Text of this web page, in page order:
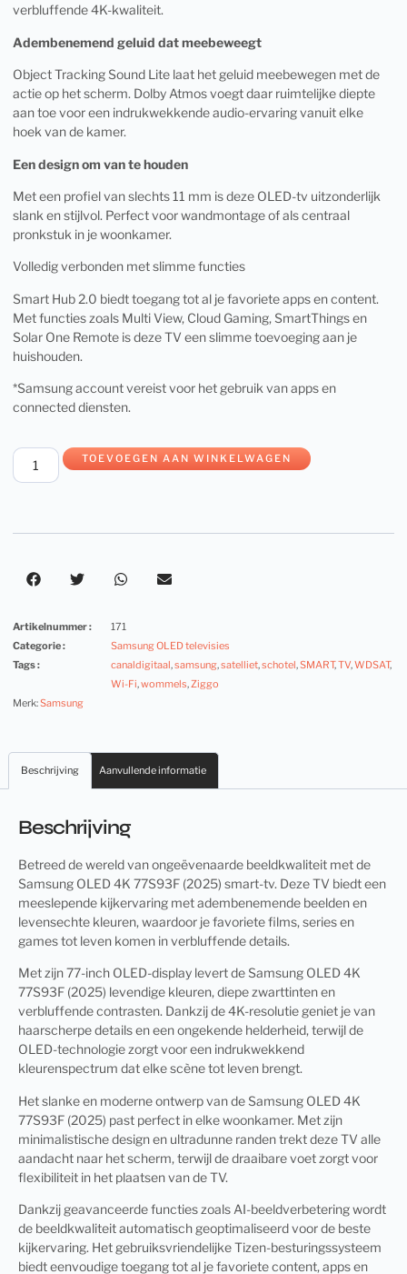
verbluffende 4K-kwaliteit.
Adembenemend geluid dat meebeweegt
Object Tracking Sound Lite laat het geluid meebewegen met de
actie op het scherm. Dolby Atmos voegt daar ruimtelijke diepte
aan toe voor een indrukwekkende audio-ervaring vanuit elke
hoek van de kamer.
Een design om van te houden
Met een profiel van slechts 11 mm is deze OLED-tv uitzonderlijk
slank en stijlvol. Perfect voor wandmontage of als centraal
pronkstuk in je woonkamer.
Volledig verbonden met slimme functies
Smart Hub 2.0 biedt toegang tot al je favoriete apps en content.
Met functies zoals Multi View, Cloud Gaming, SmartThings en
Solar One Remote is deze TV een slimme toevoeging aan je
huishouden.
*Samsung account vereist voor het gebruik van apps en
connected diensten.
TOEVOEGEN AAN WINKELWAGEN
Artikelnummer :
171
Categorie :
Samsung OLED televisies
Tags :
canaldigitaal,samsung,satelliet,schotel,SMART,TV,WDSAT,
Wi-Fi,wommels,Ziggo
Merk:Samsung
Beschrijving Aanvullende informatie
Beschrijving
Betreed de wereld van ongeëvenaarde beeldkwaliteit met de
Samsung OLED 4K 77S93F (2025) smart-tv. Deze TV biedt een
meeslepende kijkervaring met adembenemende beelden en
levensechte kleuren, waardoor je favoriete films, series en
games tot leven komen in verbluffende details.
Met zijn 77-inch OLED-display levert de Samsung OLED 4K
77S93F (2025) levendige kleuren, diepe zwarttinten en
verbluffende contrasten. Dankzij de 4K-resolutie geniet je van
haarscherpe details en een ongekende helderheid, terwijl de
OLED-technologie zorgt voor een indrukwekkend
kleurenspectrum dat elke scène tot leven brengt.
Het slanke en moderne ontwerp van de Samsung OLED 4K
77S93F (2025) past perfect in elke woonkamer. Met zijn
minimalistische design en ultradunne randen trekt deze TV alle
aandacht naar het scherm, terwijl de draaibare voet zorgt voor
flexibiliteit in het plaatsen van de TV.
Dankzij geavanceerde functies zoals AI-beeldverbetering wordt
de beeldkwaliteit automatisch geoptimaliseerd voor de beste
kijkervaring. Het gebruiksvriendelijke Tizen-besturingssysteem
biedt eenvoudige toegang tot al je favoriete content, apps en